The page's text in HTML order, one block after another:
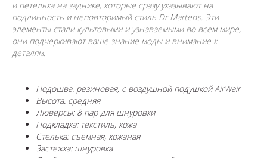
и петелька на заднике, которые сразу указывают на
подлинность и неповторимый стиль Dr Martens. Эти
элементы стали культовыми и узнаваемыми во всем мире,
они подчеркивают ваше знание моды и внимание к
деталям.
Подошва: резиновая, с воздушной подушкой AirWair
Высота: средняя
Люверсы: 8 пар для шнуровки
Подкладка: текстиль, кожа
Стелька: съемная, кожаная
Застежка: шнуровка